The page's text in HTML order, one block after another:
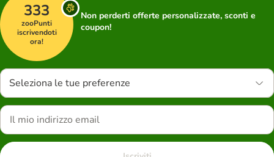
333
zooPunti
iscrivendoti
ora!
Non perderti offerte personalizzate, sconti e
coupon!
Seleziona le tue preferenze